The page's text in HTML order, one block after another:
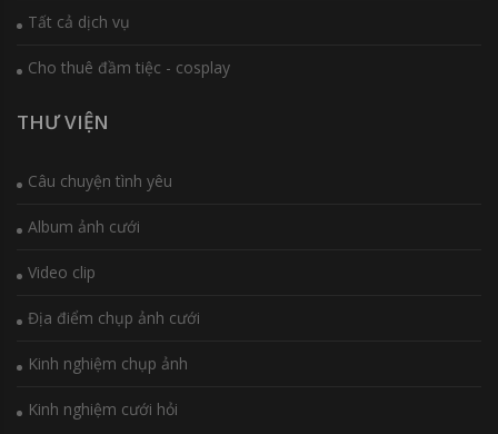
Tất cả dịch vụ
Cho thuê đầm tiệc - cosplay
THƯ VIỆN
Câu chuyện tình yêu
Album ảnh cưới
Video clip
Địa điểm chụp ảnh cưới
Kinh nghiệm chụp ảnh
Kinh nghiệm cưới hỏi